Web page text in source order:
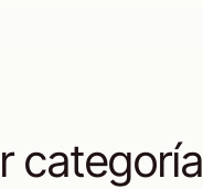
categoría